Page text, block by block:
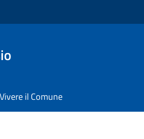
Vivere il Comune